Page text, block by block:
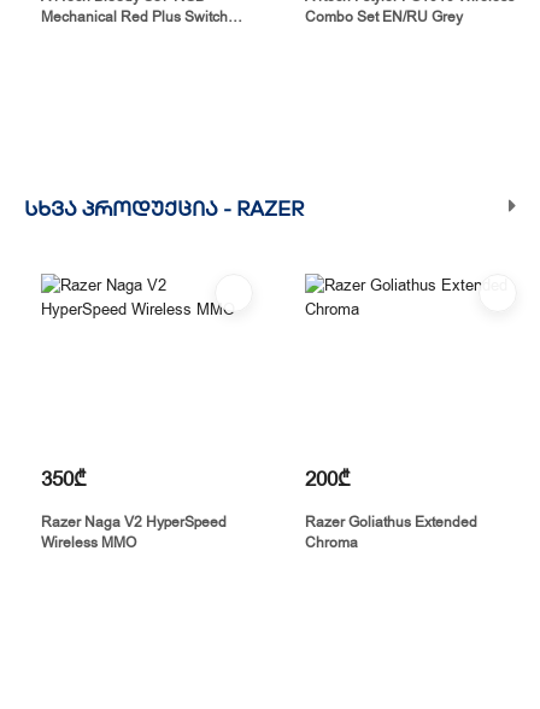
Mechanical Red Plus Switch
Combo Set EN/RU Grey
ᲡᲮᲕᲐ ᲞᲠᲝᲓᲣᲥᲪᲘᲐ - RAZER
350₾
Razer Naga V2 HyperSpeed
Wireless MMO
200₾
Razer Goliathus Extended
Chroma